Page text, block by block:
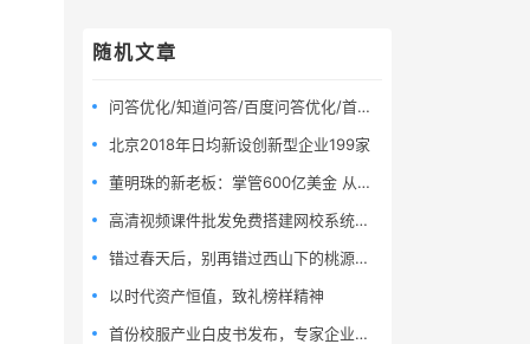
随机文章
问答优化/知道问答/百度问答优化/首页展现优化/问答推广/问答营销
北京2018年日均新设创新型企业199家
董明珠的新老板：掌管600亿美金 从小镇青年到隐秘巨富
高清视频课件批发免费搭建网校系统平台
错过春天后，别再错过西山下的桃源盛境
以时代资产恒值，致礼榜样精神
首份校服产业白皮书发布，专家企业探讨未来校服产业发展趋势